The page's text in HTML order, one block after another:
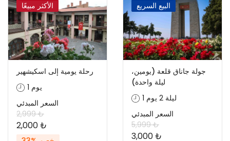
الأكثر مبيعًا
رحلة يومية إلى اسكيشهير
1 يوم
السعر المبدئي
2,999 ₺
2,000 ₺
البيع السريع
جولة جاناق قلعة (يومين،
ليلة واحدة)
1 ليلة 2 يوم
السعر المبدئي
5,999 ₺
3,000 ₺